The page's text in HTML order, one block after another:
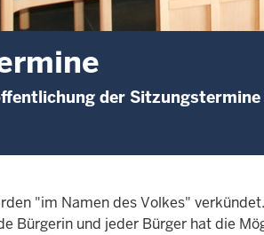
der
"im Namen des Volkes"
Bürgerin und jeder Bürger hat die